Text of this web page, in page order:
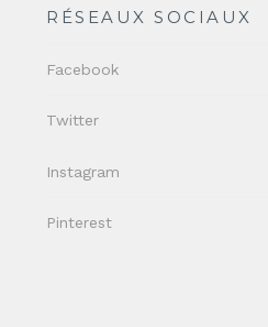
RÉSEAUX SOCIAUX
Facebook
Twitter
Instagram
Pinterest